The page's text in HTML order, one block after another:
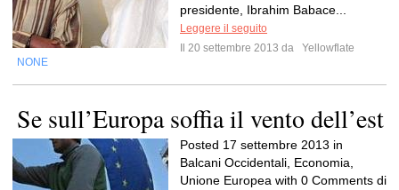
presidente, Ibrahim Babace...
Leggere il seguito
Il 20 settembre 2013 da
Yellowflate
NONE
Se sull’Europa soffia il vento dell’est
Posted 17 settembre 2013 in
Balcani Occidentali, Economia,
Unione Europea with 0 Comments di